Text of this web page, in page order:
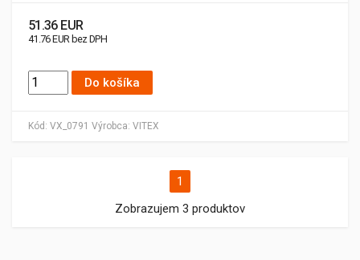
Kód: VX_0791 Výrobca: VITEX
51.36 EUR
41.76 EUR bez DPH
Do košíka
1
Zobrazujem 3 produktov